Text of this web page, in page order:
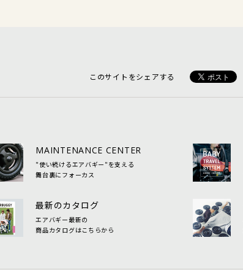
このサイトをシェアする
MAINTENANCE CENTER
"使い続けるエアバギー"を支える
舞台裏にフォーカス
最新のカタログ
エアバギー最新の
商品カタログはこちらから